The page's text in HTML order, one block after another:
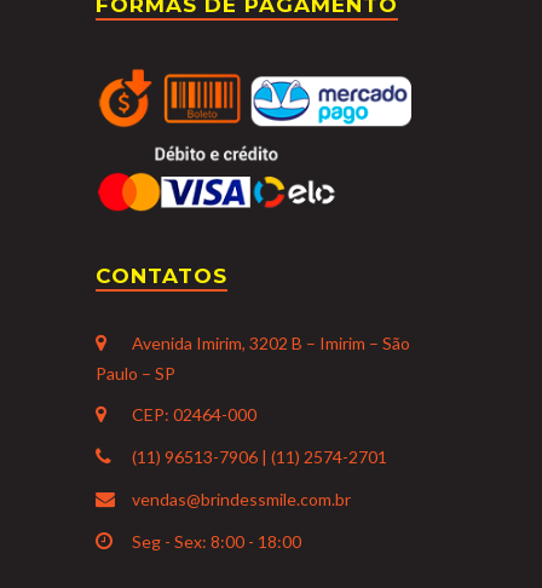
CONTATOS
Avenida Imirim, 3202 B – Imirim – São
Paulo – SP
CEP: 02464-000
(11) 96513-7906 | (11) 2574-2701
vendas@brindessmile.com.br
Seg - Sex: 8:00 - 18:00